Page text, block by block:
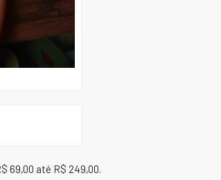
69,00 até R$ 249,00.